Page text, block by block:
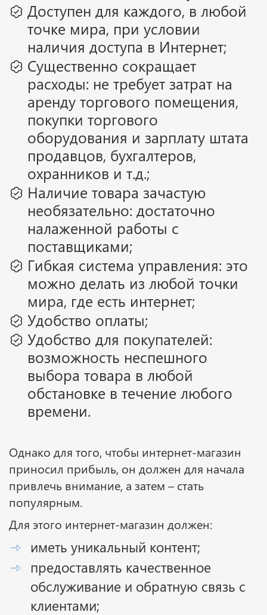
Доступен для каждого, в любой
точке мира, при условии
наличия доступа в Интернет;
Существенно сокращает
расходы: не требует затрат на
аренду торгового помещения,
покупки торгового
оборудования и зарплату штата
продавцов, бухгалтеров,
охранников и т.д.;
Наличие товара зачастую
необязательно: достаточно
налаженной работы с
поставщиками;
Гибкая система управления: это
можно делать из любой точки
мира, где есть интернет;
Удобство оплаты;
Удобство для покупателей:
возможность неспешного
выбора товара в любой
обстановке в течение любого
времени.
Однако для того, чтобы интернет-магазин
приносил прибыль, он должен для начала
привлечь внимание, а затем – стать
популярным.
Для этого интернет-магазин должен:
иметь уникальный контент;
предоставлять качественное
обслуживание и обратную связь с
клиентами;